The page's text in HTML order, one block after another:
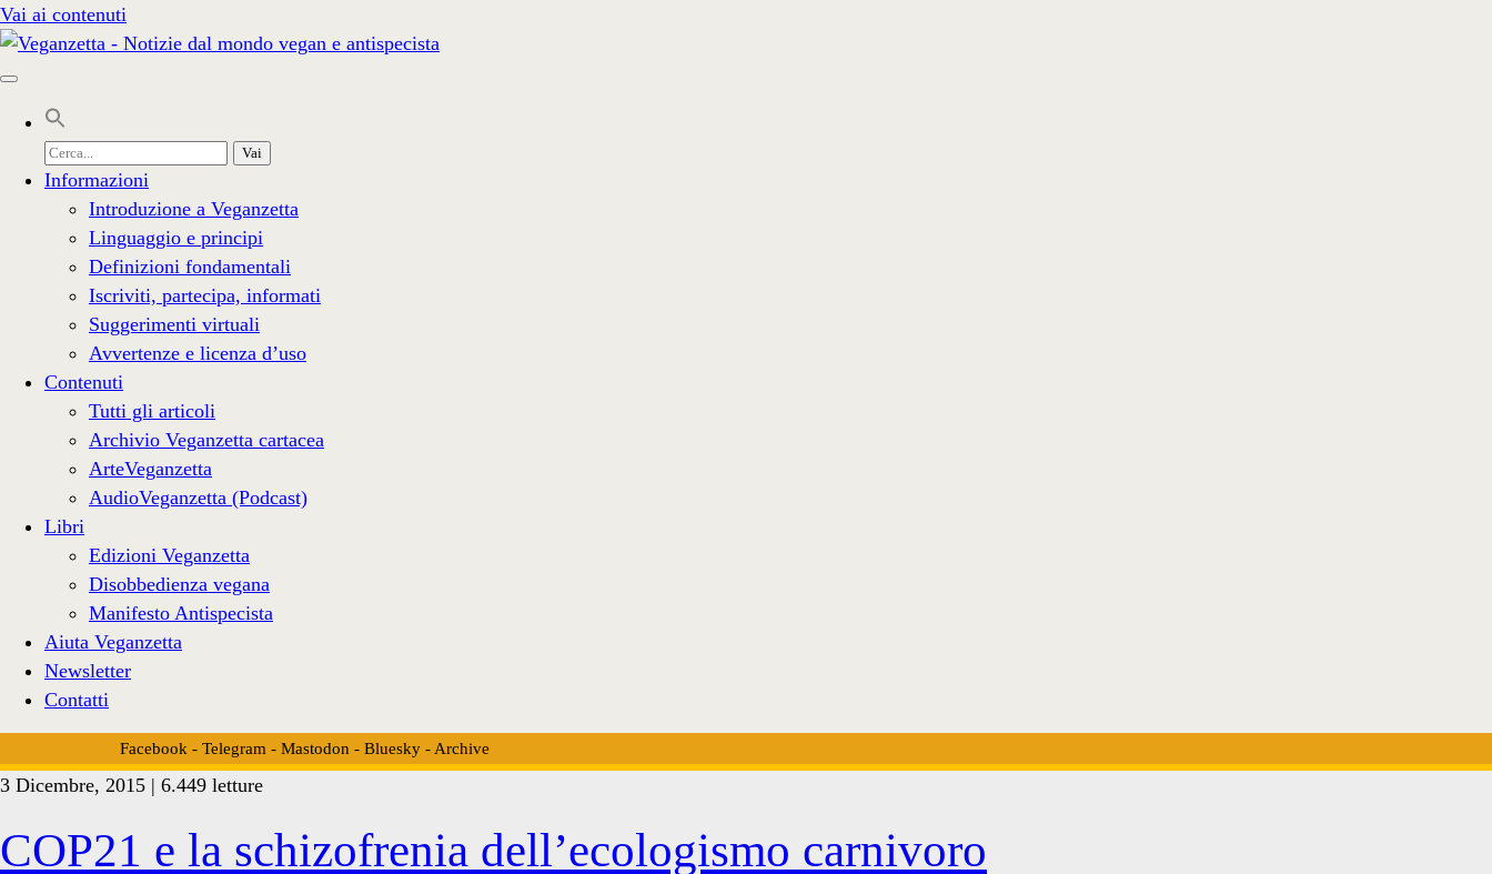
Vai ai contenuti
Cerca
per:
Informazioni
Introduzione a Veganzetta
Linguaggio e principi
Definizioni fondamentali
Iscriviti, partecipa, informati
Suggerimenti virtuali
Avvertenze e licenza d’uso
Contenuti
Tutti gli articoli
Archivio Veganzetta cartacea
ArteVeganzetta
AudioVeganzetta (Podcast)
Libri
Edizioni Veganzetta
Disobbedienza vegana
Manifesto Antispecista
Aiuta Veganzetta
Newsletter
Contatti
Facebook - Telegram - Mastodon - Bluesky- Archive
3 Dicembre, 2015 | 6.449 letture
COP21 e la schizofrenia dell’ecologismo carnivoro